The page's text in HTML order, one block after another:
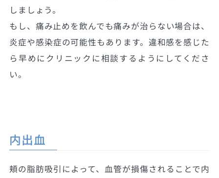
しましょう。
もし、痛み止めを飲んでも痛みが治らない場合は、
炎症や感染症の可能性もあります。違和感を感じた
ら早めにクリニックに相談するようにしてくださ
い。
内出血
頬の脂肪吸引によって、血管が損傷されることで内